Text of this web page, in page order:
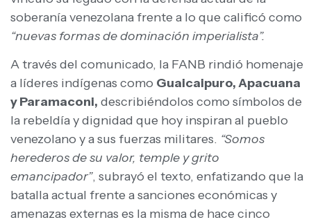
soberanía venezolana frente a lo que calificó como
“nuevas formas de dominación imperialista”.
A través del comunicado, la FANB rindió homenaje
a líderes indígenas como Guaicaipuro, Apacuana
y Paramaconi, describiéndolos como símbolos de
la rebeldía y dignidad que hoy inspiran al pueblo
venezolano y a sus fuerzas militares. “Somos
herederos de su valor, temple y grito
emancipador”, subrayó el texto, enfatizando que la
batalla actual frente a sanciones económicas y
amenazas externas es la misma de hace cinco